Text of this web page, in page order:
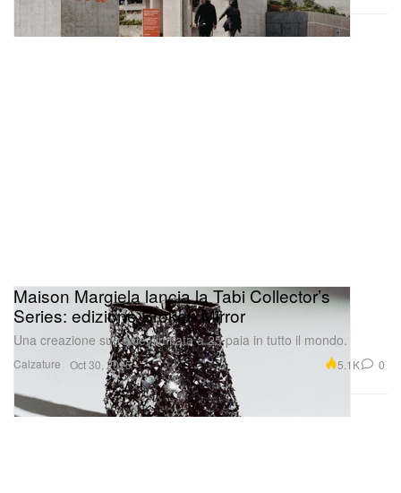
Calzature
Maison Margiela lancia la Tabi Collector’s
Series: edizione Broken Mirror
Una creazione surreale, limitata a 25 paia in tutto il mondo.
Oct 30, 2025 5.1K 0